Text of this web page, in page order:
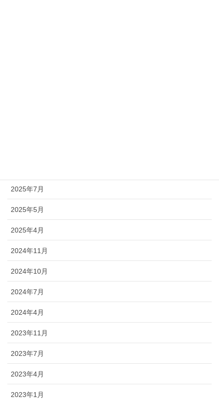
2025年7月
2025年5月
2025年4月
2024年11月
2024年10月
2024年7月
2024年4月
2023年11月
2023年7月
2023年4月
2023年1月